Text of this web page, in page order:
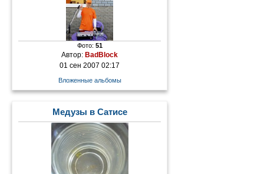
Фото: 51
Автор: BadBlock
01 сен 2007 02:17
Вложенные альбомы
Медузы в Сатисе